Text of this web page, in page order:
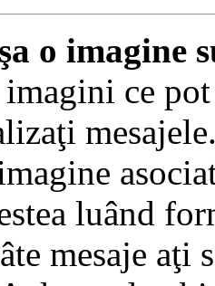
o imagine
ce
luând
mesaje aţi